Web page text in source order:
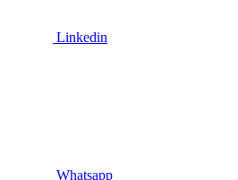
Linkedin
Whatsapp